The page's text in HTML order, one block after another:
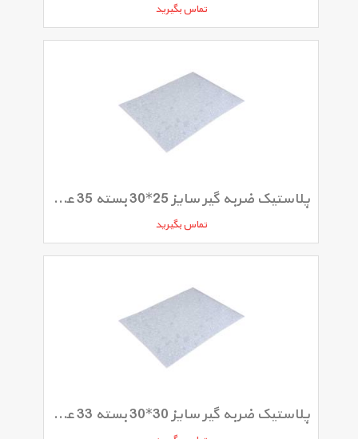
تماس بگیرید
پلاستیک ضربه گیر سایز 25*30 بسته 35 عددی
تماس بگیرید
پلاستیک ضربه گیر سایز 30*30 بسته 33 عددی